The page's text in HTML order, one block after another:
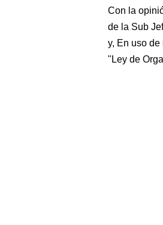
Con la
de la Sub
y, En uso
"Ley de